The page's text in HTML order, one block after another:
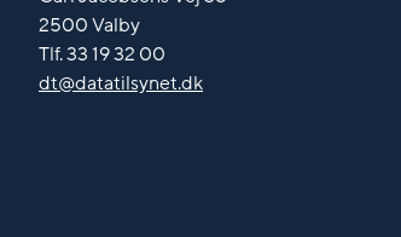
2500 Valby
Tlf. 33 19 32 00
dt@datatilsynet.dk